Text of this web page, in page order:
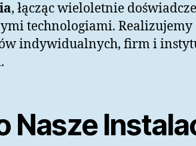
, łącząc wieloletnie
technologiami. Realizujemy
indywidualnych, firm i
Nasze